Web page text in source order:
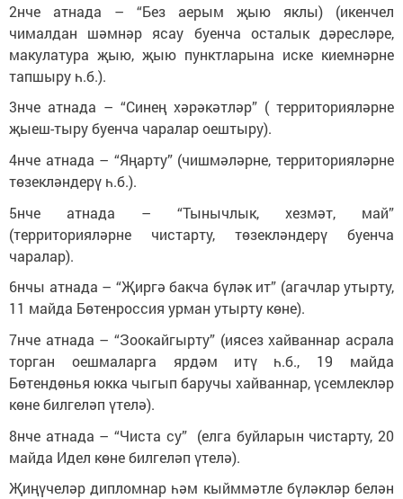
2нче атнада – “Без аерым җыю яклы) (икенчел
чималдан шәмнәр ясау буенча осталык дәресләре,
макулатура җыю, җыю пунктларына иске киемнәрне
тапшыру һ.б.).
3нче атнада – “Синең хәрәкәтләр” ( территорияләрне
җыеш-тыру буенча чаралар оештыру).
4нче атнада – “Яңарту” (чишмәләрне, территорияләрне
төзекләндерү һ.б.).
5нче атнада – “Тынычлык, хезмәт, май”
(территорияләрне чистарту, төзекләндерү буенча
чаралар).
6нчы атнада – “Җиргә бакча бүләк ит” (агачлар утырту,
11 майда Бөтенроссия урман утырту көне).
7нче атнада – “Зоокайгырту” (иясез хайваннар асрала
торган оешмаларга ярдәм итү һ.б., 19 майда
Бөтендөнья юкка чыгып баручы хайваннар, үсемлекләр
көне билгеләп үтелә).
8нче атнада – “Чиста су” (елга буйларын чистарту, 20
майда Идел көне билгеләп үтелә).
Җиңүчеләр дипломнар һәм кыйммәтле бүләкләр белән